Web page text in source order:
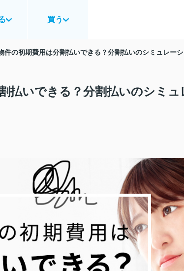
買う
件の初期費用は分割払いできる？分割払いのシミュレーシ
払いできる？分割払いのシミュ